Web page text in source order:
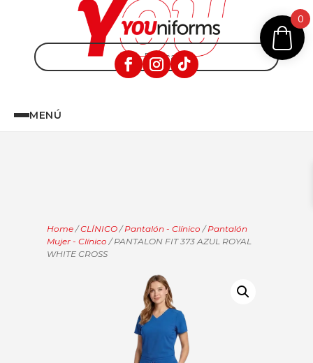
MENÚ
Home /CLÍNICO /Pantalón - Clínico /Pantalón
Mujer - Clínico / PANTALON FIT 373 AZUL ROYAL
WHITE CROSS
0